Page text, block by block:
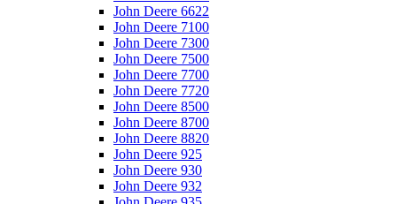
John Deere 6622
John Deere 7100
John Deere 7300
John Deere 7500
John Deere 7700
John Deere 7720
John Deere 8500
John Deere 8700
John Deere 8820
John Deere 925
John Deere 930
John Deere 932